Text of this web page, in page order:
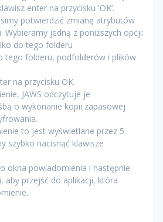
enter na przycisku 'OK’.
potwierdzić zmianę atrybutów
Wybieramy jedną z poniższych opcji:
do tego folderu
tego folderu, podfolderów i plików
na przycisku OK.
JAWS odczytuje je
o wykonanie kopii zapasowej
to jest wyświetlane przez 5
szybko nacisnąć klawisze
okna powiadomienia i następnie
aby przejść do aplikacji, która